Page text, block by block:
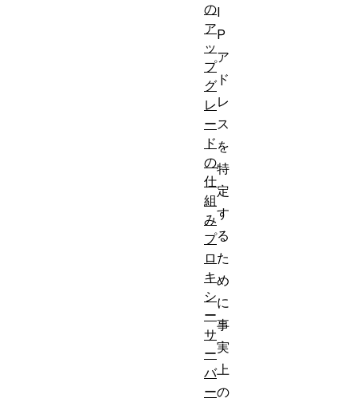
I
P
ア
ド
レ
ス
を
特
定
す
る
た
め
に
事
実
上
の
の
ア
ッ
プ
グ
レ
ー
ド
の
仕
組
み
プ
ロ
キ
シ
ー
サ
ー
バ
ー